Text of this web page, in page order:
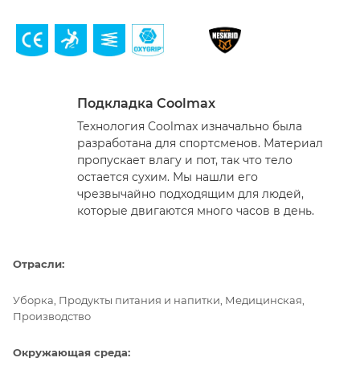
Подкладка Coolmax
Технология Coolmax изначально была
разработана для спортсменов. Материал
пропускает влагу и пот, так что тело
остается сухим. Мы нашли его
чрезвычайно подходящим для людей,
которые двигаются много часов в день.
Отрасли:
Уборка, Продукты питания и напитки, Медицинская,
Производство
Окружающая среда: